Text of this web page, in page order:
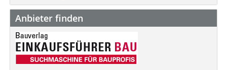
Anbieter finden